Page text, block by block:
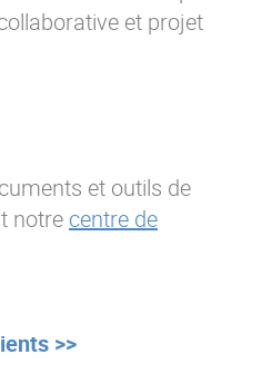
et projet
et outils de
notre centre de
>>